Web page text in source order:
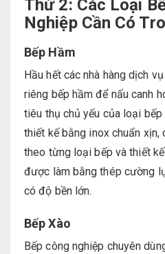
Thứ 2: Các Loại B
Nghiệp Cần Có T
Bếp Hầm
Hầu hết các nhà hàng dịch
riêng bếp hầm để nấu canh
tiêu thụ chủ yếu của loại
thiết kế bằng inox chuẩn xịn,
theo từng loại bếp và thiết
được làm bằng thép cường
có độ bền lớn.
Bếp Xào
Bếp công nghiệp chuyên